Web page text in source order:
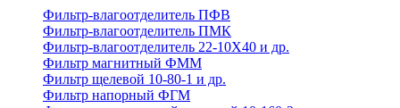
Фильтр-влагоотделитель ПФВ
Фильтр-влагоотделитель ПМК
Фильтр-влагоотделитель 22-10Х40 и др.
Фильтр магнитный ФММ
Фильтр щелевой 10-80-1 и др.
Фильтр напорный ФГМ